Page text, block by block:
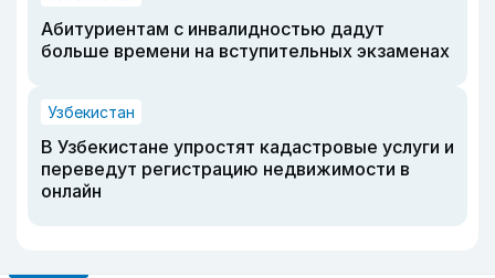
Абитуриентам с инвалидностью дадут
больше времени на вступительных экзаменах
Узбекистан
В Узбекистане упростят кадастровые услуги и
переведут регистрацию недвижимости в
онлайн